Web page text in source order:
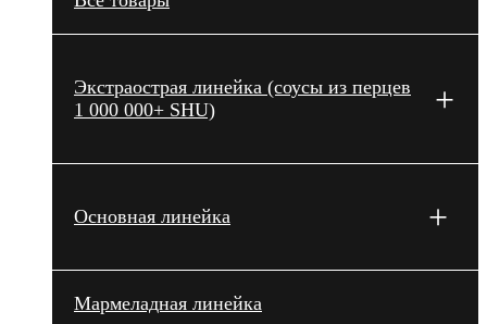
Экстраострая линейка (соусы из перцев
1 000 000+ SHU)
+
Основная линейка +
Мармеладная линейка